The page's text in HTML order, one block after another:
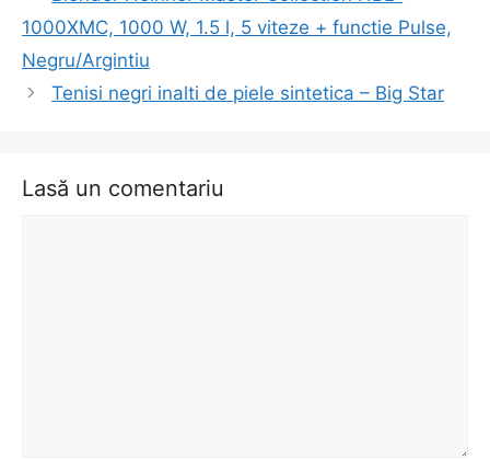
în
1000XMC, 1000 W, 1.5 l, 5 viteze + functie Pulse,
Negru/Argintiu
Tenisi negri inalti de piele sintetica – Big Star
Lasă un comentariu